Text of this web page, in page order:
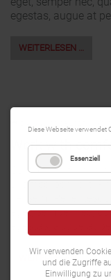
egestas, augue at
WEITERLESEN …
Work with
Curabitur a felis in
ullamcorper velit.
vel sem.
eget, semper nec,
egestas, augue at
WEITERLESEN …
Diese Webseite verwendet
Essenziell
Wir verwenden
und die Zugriffe
Einwilligung zu